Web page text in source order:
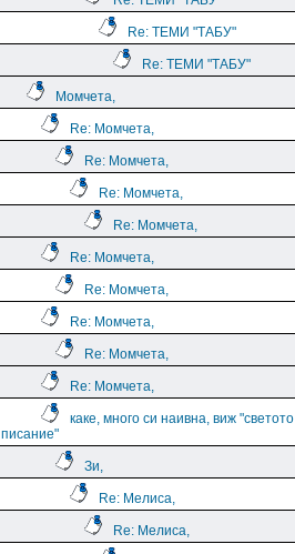
Re: ТЕМИ "ТАБУ"
Re: ТЕМИ "ТАБУ"
Момчета,
Re: Момчета,
Re: Момчета,
Re: Момчета,
Re: Момчета,
Re: Момчета,
Re: Момчета,
Re: Момчета,
Re: Момчета,
Re: Момчета,
каке, много си наивна, виж "светото
писание"
Зи,
Re: Мелиса,
Re: Мелиса,